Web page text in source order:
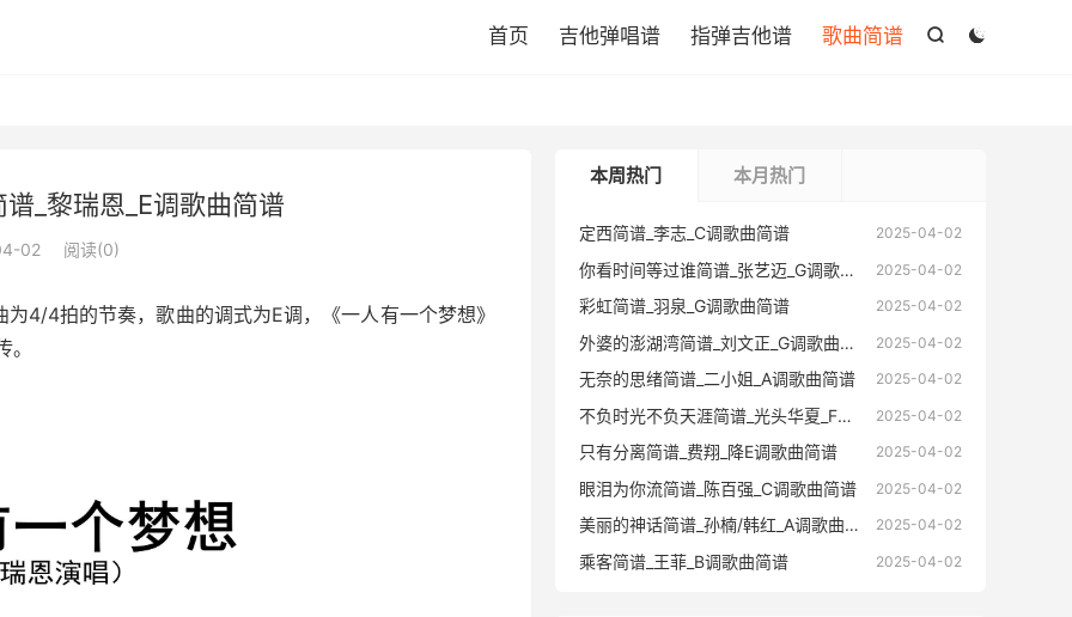


首页 吉他弹唱谱 指弹吉他谱 歌曲简谱
_黎瑞恩_E调歌曲简谱
02 阅读(0)
4/4拍的节奏，歌曲的调式为E调，《一人有一个梦想》
本周热门 本月热门
2025-04-02
定西简谱_李志_C调歌曲简谱
2025-04-02
你看时间等过谁简谱_张艺迈_G调歌曲简谱
2025-04-02
彩虹简谱_羽泉_G调歌曲简谱
2025-04-02
外婆的澎湖湾简谱_刘文正_G调歌曲简谱
2025-04-02
无奈的思绪简谱_二小姐_A调歌曲简谱
2025-04-02
不负时光不负天涯简谱_光头华夏_F调歌曲简谱
2025-04-02
只有分离简谱_费翔_降E调歌曲简谱
2025-04-02
眼泪为你流简谱_陈百强_C调歌曲简谱
2025-04-02
美丽的神话简谱_孙楠/韩红_A调歌曲简谱
2025-04-02
乘客简谱_王菲_B调歌曲简谱